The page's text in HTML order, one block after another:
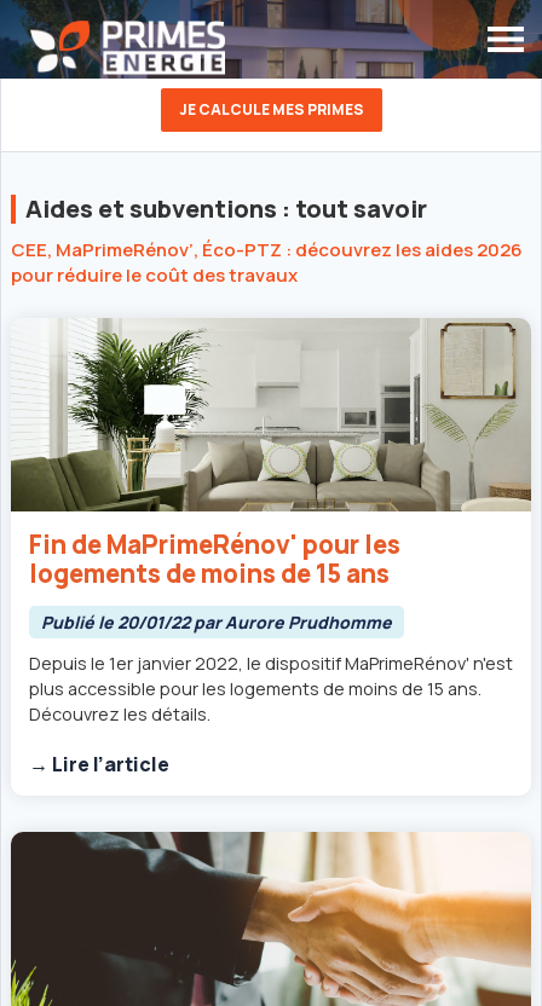
JE CALCULE MES PRIMES
Aides et subventions : tout savoir
CEE, MaPrimeRénov’, Éco-PTZ : découvrez les aides 2026
pour réduire le coût des travaux
Fin de MaPrimeRénov' pour les
logements de moins de 15 ans
Publié le 20/01/22 par Aurore Prudhomme
Depuis le 1er janvier 2022, le dispositif MaPrimeRénov' n'est
plus accessible pour les logements de moins de 15 ans.
Découvrez les détails.
→ Lire l’article